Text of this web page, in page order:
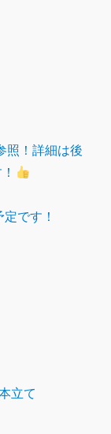
照！詳細は後
です！
立て